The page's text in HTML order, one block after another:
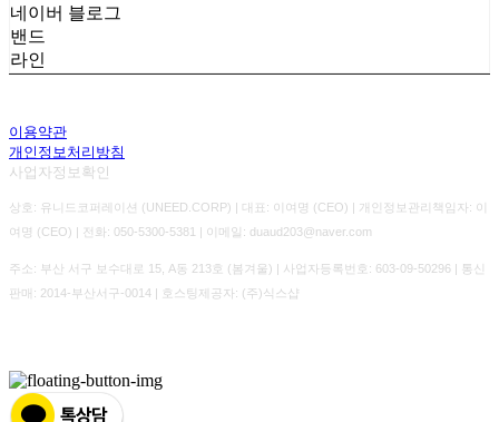
네이버 블로그
밴드
라인
이용약관
개인정보처리방침
사업자정보확인
상호: 유니드코퍼레이션 (UNEED.CORP) | 대표: 이여명 (CEO) | 개인정보관리책임자: 이
여명 (CEO) | 전화: 050-5300-5381 | 이메일: duaud203@naver.com
주소: 부산 서구 보수대로 15, A동 213호 (봄겨울) | 사업자등록번호: 603-09-50296 | 통신
판매: 2014-부산서구-0014 | 호스팅제공자: (주)식스샵